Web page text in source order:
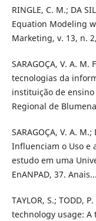
RINGLE, C. M.; DA
Equation Modeling
Marketing, v. 13, n.
SARAGOÇA, V. A.
tecnologias da
instituição de
Regional de
SARAGOÇA, V. A.
Influenciam o Uso e
estudo em uma
EnANPAD, 37.
TAYLOR, S.; TODD,
technology usage: